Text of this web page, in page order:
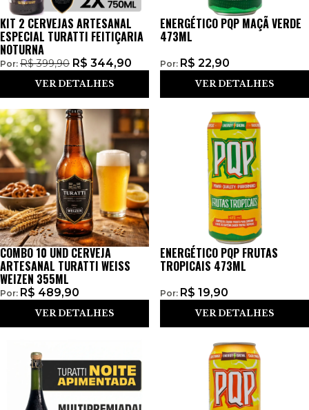
KIT 2 CERVEJAS ARTESANAL
ESPECIAL TURATTI FEITIÇARIA
NOTURNA
Por: R$399,90 R$ 344,90
VER DETALHES
ENERGÉTICO PQP MAÇÃ VERDE
473ML
Por: R$ 22,90
VER DETALHES
COMBO 10 UND CERVEJA
ARTESANAL TURATTI WEISS
WEIZEN 355ML
Por: R$ 489,90
VER DETALHES
ENERGÉTICO PQP FRUTAS
TROPICAIS 473ML
Por: R$ 19,90
VER DETALHES